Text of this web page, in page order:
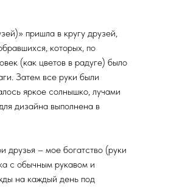
пришла в кругу друзей,
которых, по
(как цветов в радуге) было
Затем все руки были
яркое солнышко, лучами
дизайна выполнена в
– мое богатство (руки
с обычным рукавом и
на каждый день под